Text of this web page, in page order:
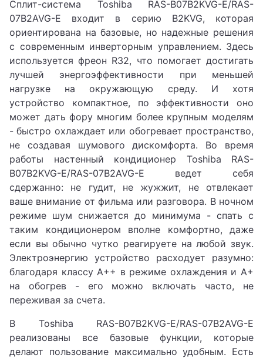
Сплит-система Toshiba RAS-B07B2KVG-E/RAS-
07B2AVG-E входит в серию B2KVG, которая
ориентирована на базовые, но надежные решения
с современным инверторным управлением. Здесь
используется фреон R32, что помогает достигать
лучшей энергоэффективности при меньшей
нагрузке на окружающую среду. И хотя
устройство компактное, по эффективности оно
может дать фору многим более крупным моделям
- быстро охлаждает или обогревает пространство,
не создавая шумового дискомфорта. Во время
работы настенный кондиционер Toshiba RAS-
B07B2KVG-E/RAS-07B2AVG-E ведет себя
сдержанно: не гудит, не жужжит, не отвлекает
ваше внимание от фильма или разговора. В ночном
режиме шум снижается до минимума - спать с
таким кондиционером вполне комфортно, даже
если вы обычно чутко реагируете на любой звук.
Электроэнергию устройство расходует разумно:
благодаря классу A++ в режиме охлаждения и A+
на обогрев - его можно включать часто, не
переживая за счета.
В Toshiba RAS-B07B2KVG-E/RAS-07B2AVG-E
реализованы все базовые функции, которые
делают пользование максимально удобным. Есть